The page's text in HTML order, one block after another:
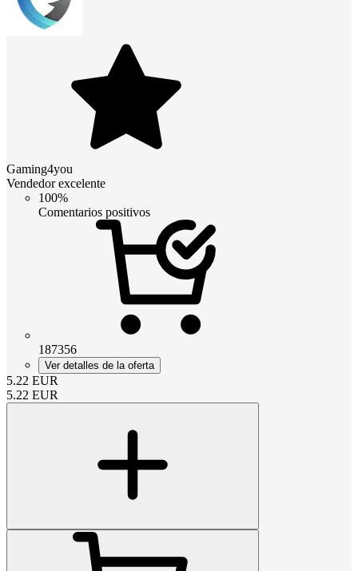
Gaming4you
Vendedor excelente
100%
Comentarios positivos
187356
Ver detalles de la oferta
5.22 EUR
5.22 EUR